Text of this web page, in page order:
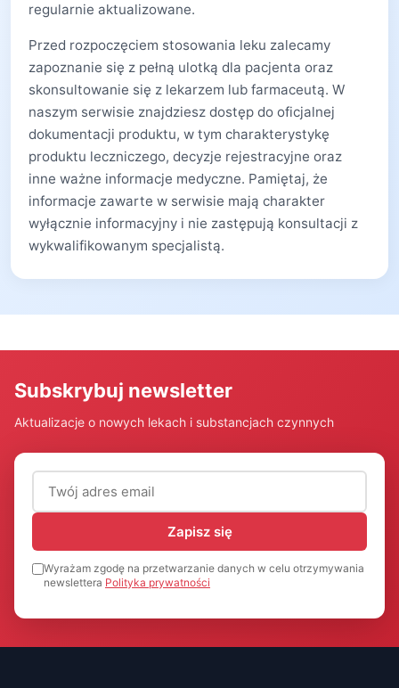
regularnie aktualizowane.
Przed rozpoczęciem stosowania leku zalecamy
zapoznanie się z pełną ulotką dla pacjenta oraz
skonsultowanie się z lekarzem lub farmaceutą. W
naszym serwisie znajdziesz dostęp do oficjalnej
dokumentacji produktu, w tym charakterystykę
produktu leczniczego, decyzje rejestracyjne oraz
inne ważne informacje medyczne. Pamiętaj, że
informacje zawarte w serwisie mają charakter
wyłącznie informacyjny i nie zastępują konsultacji z
wykwalifikowanym specjalistą.
Subskrybuj newsletter
Aktualizacje o nowych lekach i substancjach czynnych
Adres email (wymagany)
Zapisz się
Wyrażam zgodę na przetwarzanie danych w celu otrzymywania
newslettera Polityka prywatności